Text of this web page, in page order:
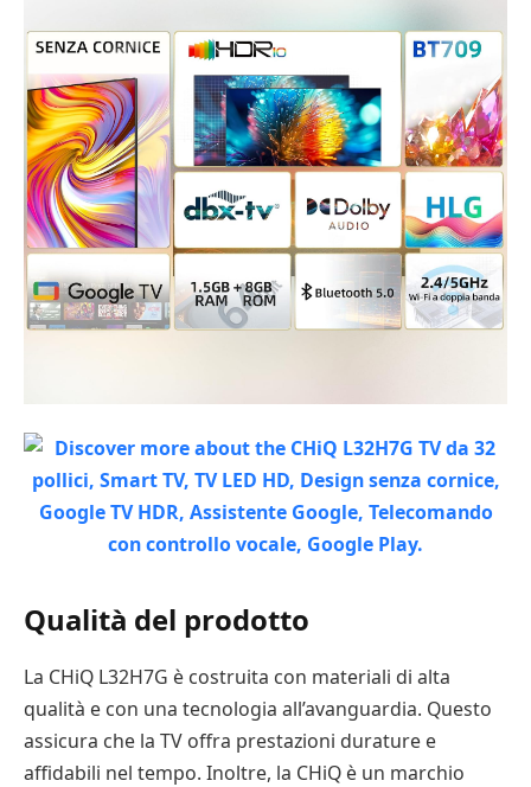
Qualità del prodotto
La CHiQ L32H7G è costruita con materiali di alta
qualità e con una tecnologia all’avanguardia. Questo
assicura che la TV offra prestazioni durature e
affidabili nel tempo. Inoltre, la CHiQ è un marchio